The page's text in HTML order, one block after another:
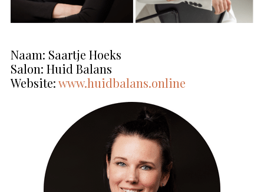
Naam: Saartje Hoeks
Salon: Huid Balans
Website:www.huidbalans.online